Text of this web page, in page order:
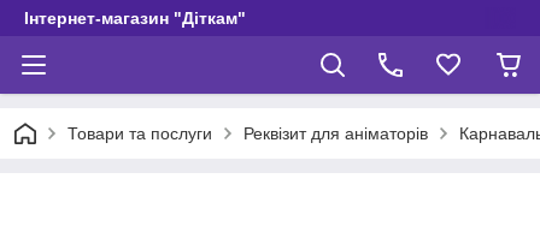
Інтернет-магазин "Діткам"
Товари та послуги Реквізит для аніматорів